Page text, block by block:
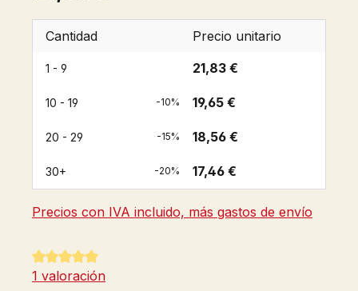
Cantidad Precio unitario
1 - 9 21,83 €
10 - 19 -10% 19,65 €
20 - 29 -15% 18,56 €
30+ -20% 17,46 €
Precios con IVA incluido, más gastos de envío
Calificación promedio de 5 de 5 estrellas
1 valoración